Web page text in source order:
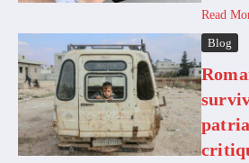
Read
Blog